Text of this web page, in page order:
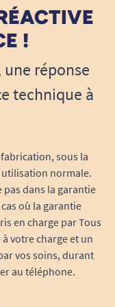
les personnes
mains.
(140 g),
sans
de
bon
main, sèche
convenir à
: soulage les
leur
!
réponse
technique à
sous la
normale.
dans la garantie
où la garantie
en charge par Tous
votre charge et un
vos soins, durant
au téléphone.